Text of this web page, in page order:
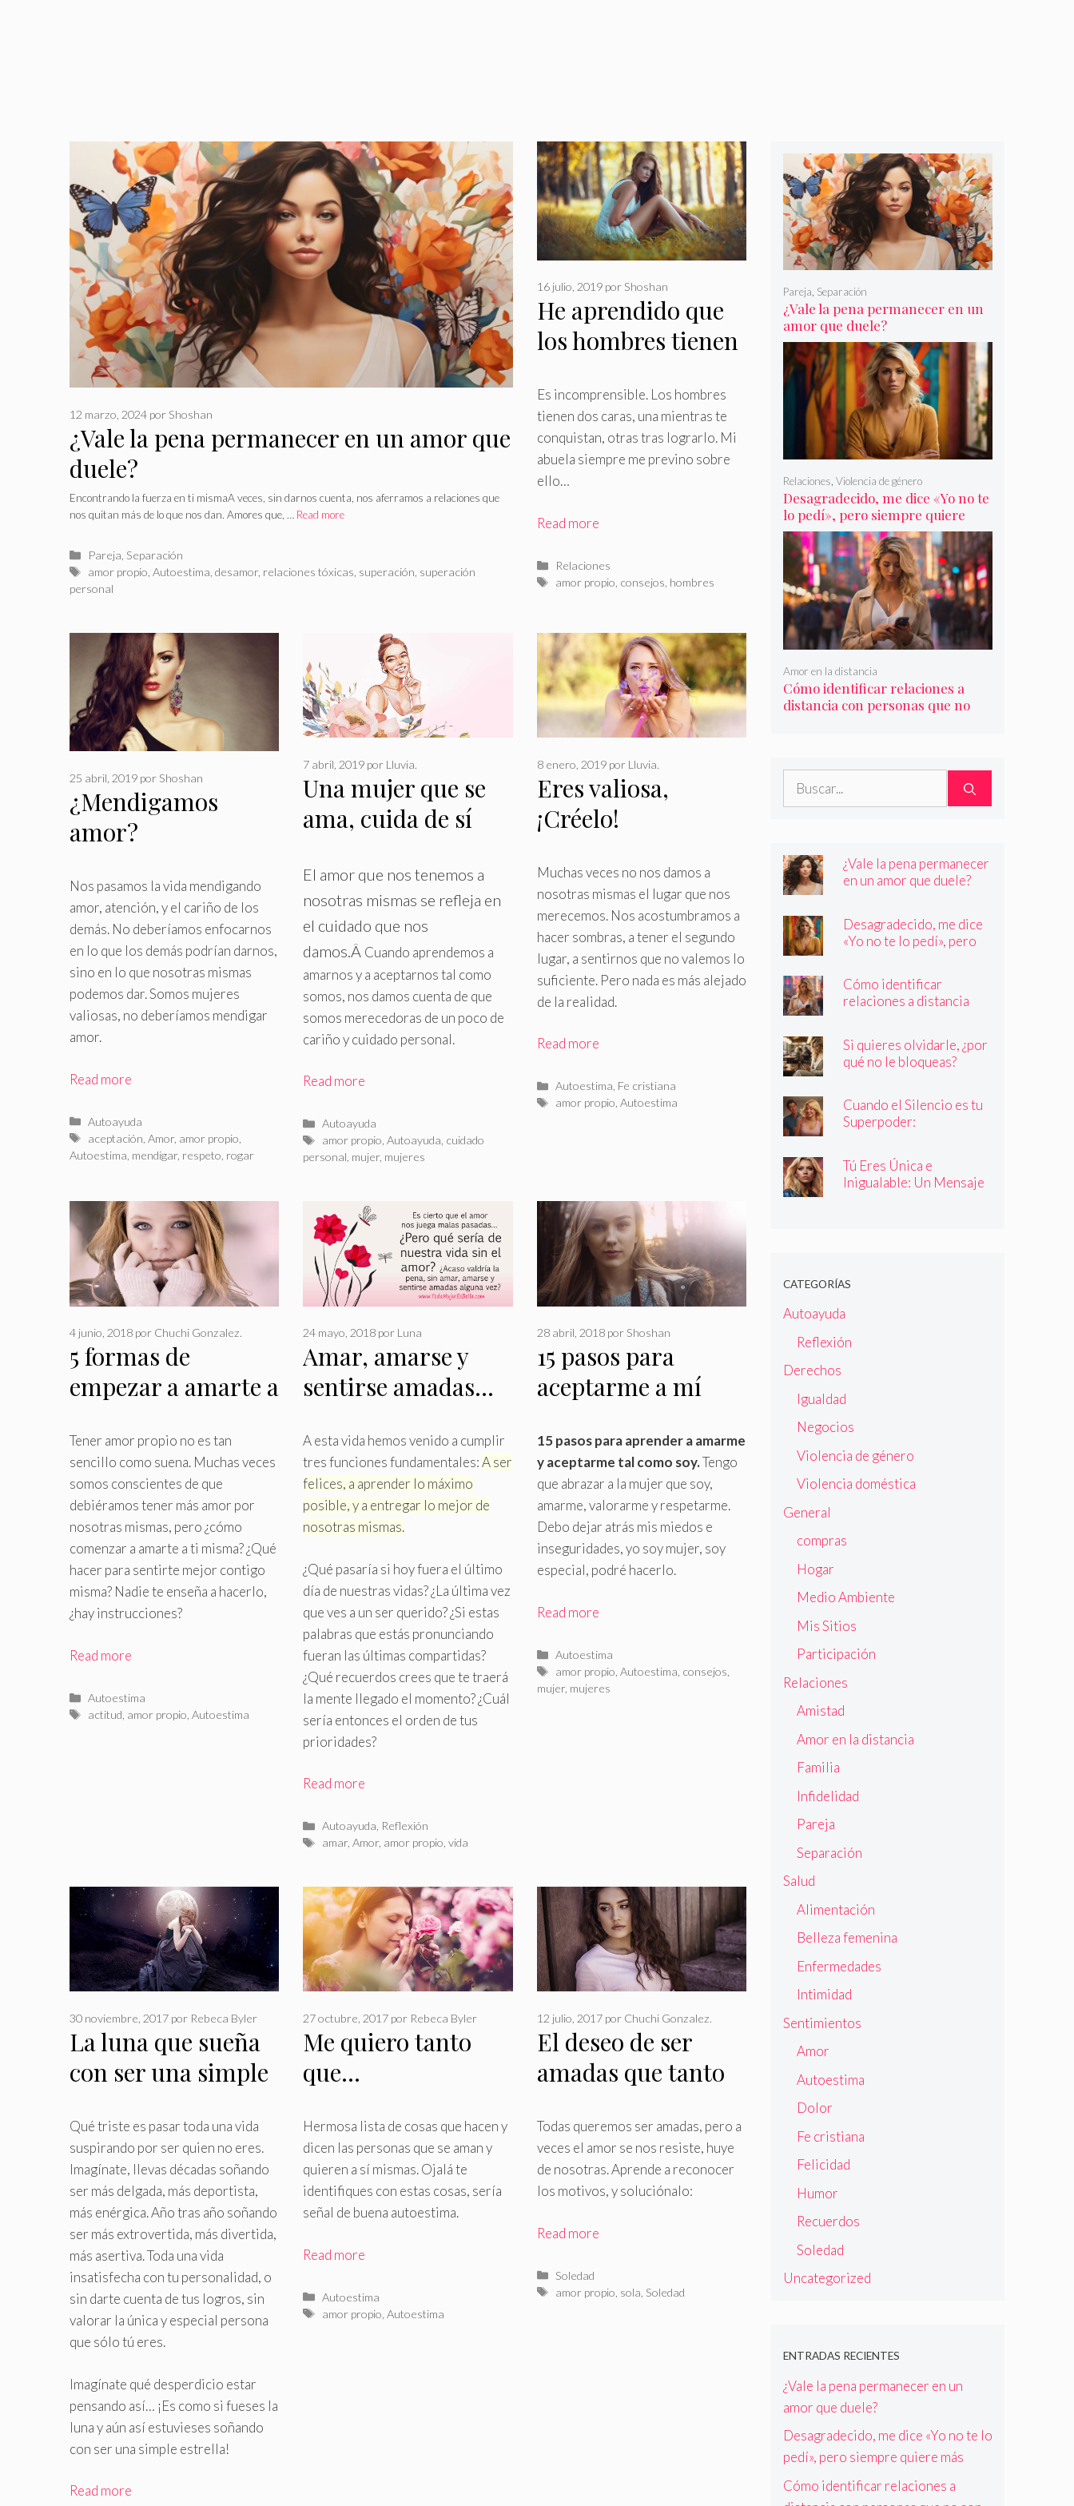
¿Vale la pena permanecer en un amor que
duele?
12 marzo, 2024 por Shoshan
Encontrando la fuerza en ti mismaA veces, sin darnos cuenta, nos aferramos a relaciones que
nos quitan más de lo que nos dan. Amores que, … Read more
Categorías
Pareja Separación
Etiquetas
amor propio ,Autoestima ,desamor, relaciones tóxicas superación superación
personal
He aprendido que
los hombres tienen
16 julio, 2019 por Shoshan
Es incomprensible. Los hombres
tienen dos caras, una mientras te
conquistan, otras tras lograrlo. Mi
abuela siempre me previno sobre
ello…
Read more
Categorías
Relaciones
Etiquetas
amor propio consejos hombres
¿Mendigamos
amor?
25 abril, 2019 por Shoshan
Nos pasamos la vida mendigando
amor, atención, y el cariño de los
demás. No deberíamos enfocarnos
en lo que los demás podrían darnos,
sino en lo que nosotras mismas
podemos dar. Somos mujeres
valiosas, no deberíamos mendigar
amor.
Read more
Categorías
Autoayuda
Etiquetas
aceptación ,Amor, amor propio
Autoestima mendigar, respeto rogar
Una mujer que se
ama, cuida de sí
7 abril, 2019 por Lluvia.
El amor que nos tenemos a
nosotras mismas se refleja en
el cuidado que nos
damos.Â Cuando aprendemos a
amarnos y a aceptarnos tal como
somos, nos damos cuenta de que
somos merecedoras de un poco de
cariño y cuidado personal.
Read more
Categorías
Autoayuda
Etiquetas
amor propio Autoayuda cuidado
personal mujer, mujeres
Eres valiosa,
¡Créelo!
8 enero, 2019 por Lluvia.
Muchas veces no nos damos a
nosotras mismas el lugar que nos
merecemos.Nos acostumbramos a
hacer sombras, a tener el segundo
lugar, a sentirnos que no valemos lo
suficiente. Pero nada es más alejado
de la realidad.
Read more
Categorías
Autoestima Fe cristiana
Etiquetas
amor propio ,Autoestima
5 formas de
empezar a amarte a
4 junio, 2018 por Chuchi Gonzalez.
Tener amor propio no es tan
sencillo como suena. Muchas veces
somos conscientes de que
debiéramos tener más amor por
nosotras mismas, pero ¿cómo
comenzar a amarte a ti misma? ¿Qué
hacer para sentirte mejor contigo
misma? Nadie te enseña a hacerlo,
¿hay instrucciones?
Read more
Categorías
Autoestima
Etiquetas
actitud amor propio ,Autoestima
Amar, amarse y
sentirse amadas…
24 mayo, 2018 por Luna
A esta vida hemos venido a cumplir
tres funciones fundamentales:A ser
felices, a aprender lo máximo
posible, y a entregar lo mejor de
nosotras mismas.
¿Qué pasaría si hoy fuera el último
día de nuestras vidas? ¿La última vez
que ves a un ser querido? ¿Si estas
palabras que estás pronunciando
fueran las últimas compartidas?
¿Qué recuerdos crees que te traerá
la mente llegado el momento? ¿Cuál
sería entonces el orden de tus
prioridades?
Read more
Categorías
Autoayuda Reflexión
Etiquetas
amar, Amor, amor propio vida
15 pasos para
aceptarme a mí
28 abril, 2018 por Shoshan
15 pasos para aprender a amarme
y aceptarme tal como soy.Tengo
que abrazar a la mujer que soy,
amarme, valorarme y respetarme.
Debo dejar atrás mis miedos e
inseguridades, yo soy mujer, soy
especial, podré hacerlo.
Read more
Categorías
Autoestima
Etiquetas
amor propio ,Autoestima consejos
mujer, mujeres
La luna que sueña
con ser una simple
30 noviembre, 2017 por Rebeca Byler
Qué triste es pasar toda una vida
suspirando por ser quien no eres.
Imagínate, llevas décadas soñando
ser más delgada, más deportista,
más enérgica. Año tras año soñando
ser más extrovertida, más divertida,
más asertiva. Toda una vida
insatisfecha con tu personalidad, o
sin darte cuenta de tus logros, sin
valorar la única y especial persona
que sólo tú eres.
Imagínate qué desperdicio estar
pensando así… ¡Es como si fueses la
luna y aún así estuvieses soñando
con ser una simple estrella!
Read more
Me quiero tanto
que…
27 octubre, 2017 por Rebeca Byler
Hermosa lista de cosas que hacen y
dicen las personas que se aman y
quieren a sí mismas.Ojalá te
identifiques con estas cosas, sería
señal de buena autoestima.
Read more
Categorías
Autoestima
Etiquetas
amor propio Autoestima
El deseo de ser
amadas que tanto
12 julio, 2017 por Chuchi Gonzalez.
Todas queremos ser amadas, pero a
veces el amor se nos resiste, huye
de nosotras.Aprende a reconocer
los motivos, y soluciónalo:
Read more
Categorías
Soledad
Etiquetas
amor propio sola Soledad
¿Vale la pena permanecer en un
amor que duele?
Pareja Separación
Desagradecido, me dice «Yo no te
lo pedí», pero siempre quiere
más
Relaciones, Violencia de género
Cómo identificar relaciones a
distancia con personas que no
Amor en la distancia
Buscar:
¿Vale la pena permanecer
en un amor que duele?
Desagradecido, me dice
«Yo no te lo pedí», pero
Cómo identificar
relaciones a distancia
Si quieres olvidarle, ¿por
qué no le bloqueas?
Cuando el Silencio es tu
Superpoder:
de Callar
Tú Eres Única e
Inigualable: Un Mensaje
CATEGORÍAS
Autoayuda
Reflexión
Derechos
Igualdad
Negocios
Violencia de género
Violencia doméstica
General
compras
Hogar
Medio Ambiente
Mis Sitios
Participación
Relaciones
Amistad
Amor en la distancia
Familia
Infidelidad
Pareja
Separación
Salud
Alimentación
Belleza femenina
Enfermedades
Intimidad
Sentimientos
Amor
Autoestima
Dolor
Fe cristiana
Felicidad
Humor
Recuerdos
Soledad
Uncategorized
ENTRADAS RECIENTES
¿Vale la pena permanecer en un
amor que duele?
Desagradecido, me dice «Yo no te lo
pedí», pero siempre quiere más
Cómo identificar relaciones a